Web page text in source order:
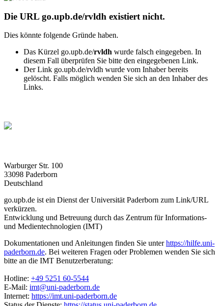
Die URL go.upb.de/rvldh existiert nicht.
Dies könnte folgende Gründe haben.
Das Kürzel go.upb.de/rvldh wurde falsch eingegeben. In
diesem Fall überprüfen Sie bitte den eingegebenen Link.
Der Link go.upb.de/rvldh wurde vom Inhaber bereits
gelöscht. Falls möglich wenden Sie sich an den Inhaber des
Links.
Warburger Str. 100
33098 Paderborn
Deutschland
go.upb.de ist ein Dienst der Universität Paderborn zum Link/URL
verkürzen.
Entwicklung und Betreuung durch das Zentrum für Informations-
und Medientechnologien (IMT)
Dokumentationen und Anleitungen finden Sie unterhttps://hilfe.uni-
paderborn.de. Bei weiteren Fragen oder Problemen wenden Sie sich
bitte an die IMT Benutzerberatung:
Hotline: +49 5251 60-5544
E-Mail: imt@uni-paderborn.de
Internet: https://imt.uni-paderborn.de